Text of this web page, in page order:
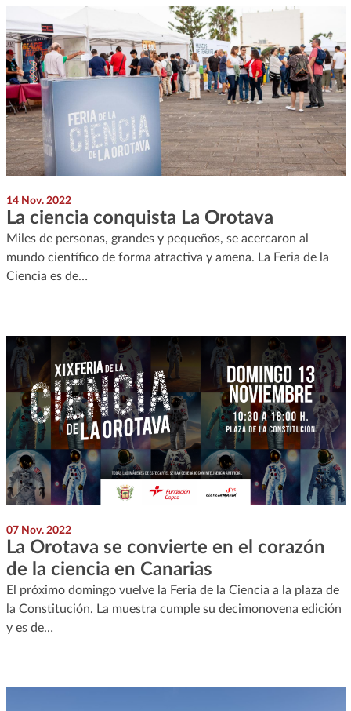
14 Nov. 2022
La ciencia conquista La Orotava
Miles de personas, grandes y pequeños, se acercaron al
mundo científico de forma atractiva y amena. La Feria de la
Ciencia es de…
07 Nov. 2022
La Orotava se convierte en el corazón
de la ciencia en Canarias
El próximo domingo vuelve la Feria de la Ciencia a la plaza de
la Constitución. La muestra cumple su decimonovena edición
y es de…